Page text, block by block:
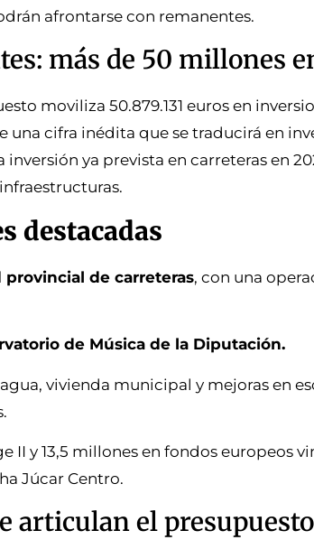
afrontarse con remanentes.
más de 50 millones
moviliza 50.879.131 euros en
una cifra inédita que se traducirá en
inversión ya prevista en carreteras en
destacadas
provincial de carreteras, con una
de Música de la Diputación.
vivienda municipal y mejoras en
y 13,5 millones en fondos europeos
Júcar Centro.
articulan el presupuesto